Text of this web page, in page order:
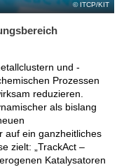
ITCP/KIT
und -
Prozessen
reduzieren.
als bislang
auf ein ganzheitliches
zielt: „TrackAct –
Katalysatoren